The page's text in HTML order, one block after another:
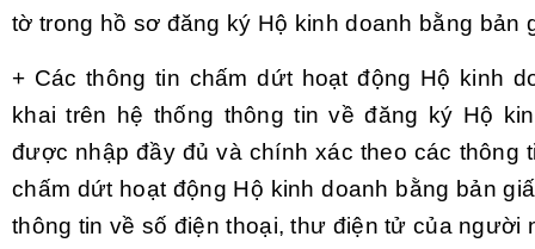
tờ trong hồ sơ đăng ký Hộ kinh doanh bằng bản
+ Các thông tin chấm dứt hoạt động Hộ kinh
khai trên hệ thống thông tin về đăng ký Hộ
được nhập đầy đủ và chính xác theo các thông
chấm dứt hoạt động Hộ kinh doanh bằng bản
thông tin về số điện thoại, thư điện tử của người